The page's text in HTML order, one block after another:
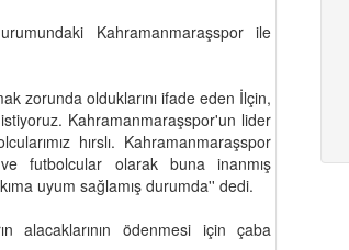
Kahramanmaraşspor ile
zorunda olduklarını ifade eden İlçin,
Kahramanmaraşspor'un lider
hırslı. Kahramanmaraşspor
futbolcular olarak buna inanmış
uyum sağlamış durumda'' dedi.
alacaklarının ödenmesi için çaba